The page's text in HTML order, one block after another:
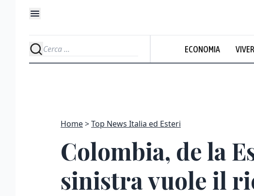
ECONOMIA
Home Top News Italia ed Esteri
Colombia, de la
sinistra vuole il